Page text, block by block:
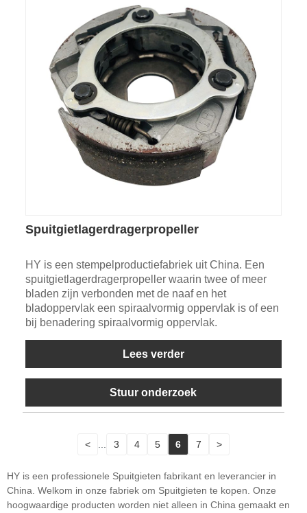
Spuitgietlagerdragerpropeller
HY is een stempelproductiefabriek uit China. Een
spuitgietlagerdragerpropeller waarin twee of meer
bladen zijn verbonden met de naaf en het
bladoppervlak een spiraalvormig oppervlak is of een
bij benadering spiraalvormig oppervlak.
Lees verder
Stuur onderzoek
< ... 3 4 5 6 7 >
HY is een professionele Spuitgieten fabrikant en leverancier in
China. Welkom in onze fabriek om Spuitgieten te kopen. Onze
hoogwaardige producten worden niet alleen in China gemaakt en